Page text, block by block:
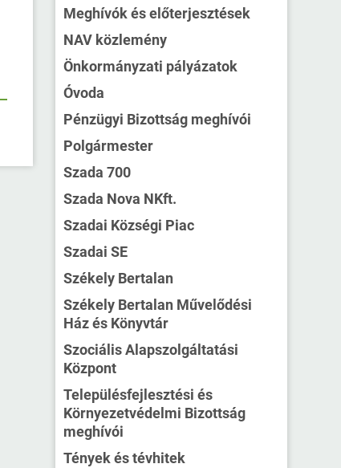
Meghívók és előterjesztések
NAV közlemény
Önkormányzati pályázatok
Óvoda
Pénzügyi Bizottság meghívói
Polgármester
Szada 700
Szada Nova NKft.
Szadai Községi Piac
Szadai SE
Székely Bertalan
Székely Bertalan Művelődési
Ház és Könyvtár
Szociális Alapszolgáltatási
Központ
Településfejlesztési és
Környezetvédelmi Bizottság
meghívói
Tények és tévhitek